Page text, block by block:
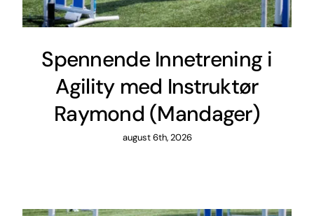
Spennende Innetrening i
Agility med Instruktør
Raymond (Mandager)
august 6th, 2026